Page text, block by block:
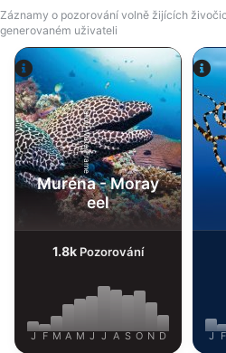
Záznamy o pozorování volně žijících
generovaném uživateli
Alamy-WaterFrame
Muréna - Moray
eel
1.8k Pozorování
J F M A M J J A S O N D J F